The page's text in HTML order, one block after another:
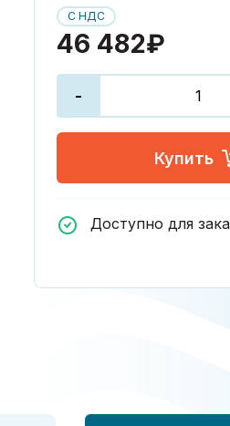
С НДС
46 482₽
-
Купить
Доступно для